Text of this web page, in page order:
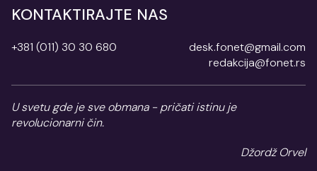
KONTAKTIRAJTE NAS
+381 (011) 30 30 680
desk.fonet@gmail.com
redakcija@fonet.rs
U svetu gde je sve obmana - pričati istinu je
revolucionarni čin.
Džordž Orvel